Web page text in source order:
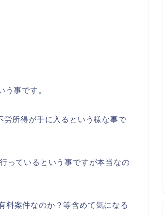
う事です。
所得が手に入るという様な事で
っているという事ですが本当なの
料案件なのか？等含めて気になる